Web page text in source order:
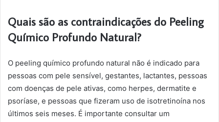
Quais são as contraindicações do Peeling
Químico Profundo Natural?
O peeling químico profundo natural não é indicado para
pessoas com pele sensível, gestantes, lactantes, pessoas
com doenças de pele ativas, como herpes, dermatite e
psoríase, e pessoas que fizeram uso de isotretinoína nos
últimos seis meses. É importante consultar um